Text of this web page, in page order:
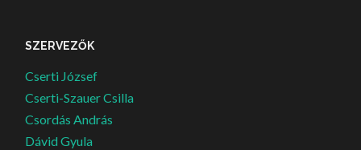
SZERVEZŐK
Cserti József
Cserti-Szauer Csilla
Csordás András
Dávid Gyula